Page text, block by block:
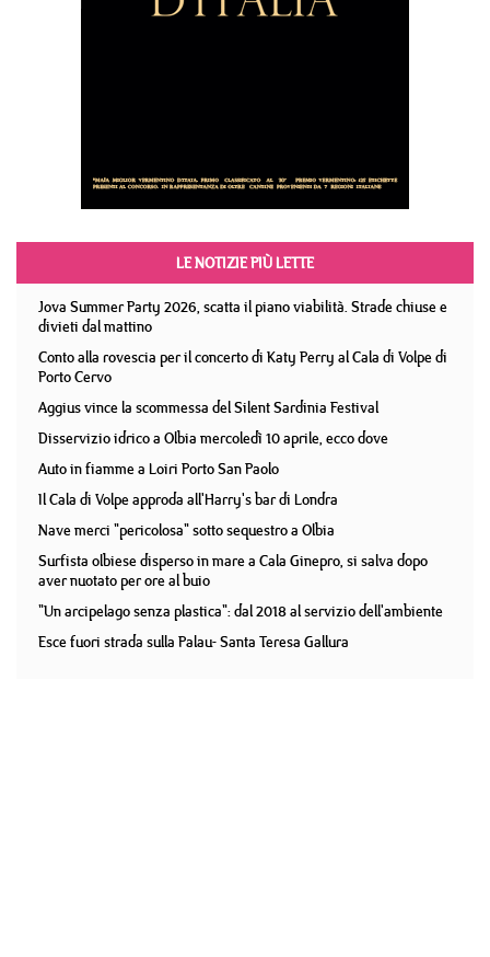
LE NOTIZIE PIÙ LETTE
Jova Summer Party 2026, scatta il piano viabilità. Strade chiuse e
divieti dal mattino
Conto alla rovescia per il concerto di Katy Perry al Cala di Volpe di
Porto Cervo
Aggius vince la scommessa del Silent Sardinia Festival
Disservizio idrico a Olbia mercoledì 10 aprile, ecco dove
Auto in fiamme a Loiri Porto San Paolo
Il Cala di Volpe approda all'Harry's bar di Londra
Nave merci "pericolosa" sotto sequestro a Olbia
Surfista olbiese disperso in mare a Cala Ginepro, si salva dopo
aver nuotato per ore al buio
"Un arcipelago senza plastica": dal 2018 al servizio dell'ambiente
Esce fuori strada sulla Palau- Santa Teresa Gallura